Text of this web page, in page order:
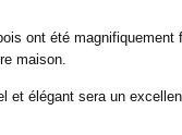
ont été
maison.
et élégant sera un